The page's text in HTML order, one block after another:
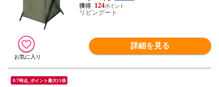
ボックス 脱衣所 玄関収納 小物入れ リビン
グ収納 持ち運び ） 【グリーン】
124
リビングート
詳細を見る
8/7時点_ポイント最大11倍